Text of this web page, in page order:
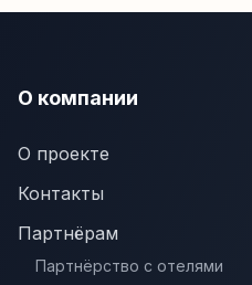
О компании
О проекте
Контакты
Партнёрам
Партнёрство с отелями